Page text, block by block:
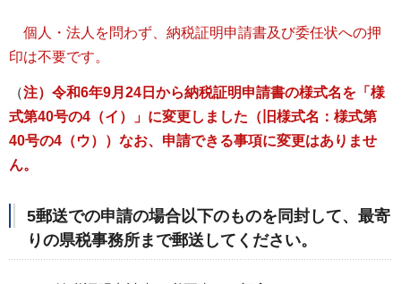
個人・法人を問わず、納税証明申請書及び委任状への押
印は不要です。
（注）令和6年9月24日から納税証明申請書の様式名を「様
式第40号の4（イ）」に変更しました（旧様式名：様式第
40号の4（ウ））なお、申請できる事項に変更はありませ
ん。
5郵送での申請の場合以下のものを同封して、最寄
りの県税事務所まで郵送してください。